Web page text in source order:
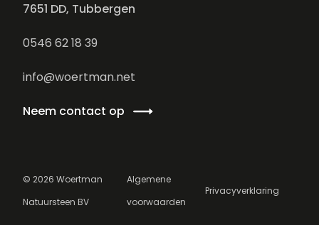
7651 DD, Tubbergen
0546 62 18 39
info@woertman.net
Neem contact op
© 2026 Woertman
Natuursteen BV
Algemene
voorwaarden
Privacyverklaring